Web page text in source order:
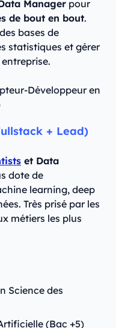
Manager pour
de bout en bout.
bases de
statistiques et gérer
Développeur en
+ Lead)
et Data
dote de
learning, deep
Très prisé par les
métiers les plus
Science des
(Bac +5)